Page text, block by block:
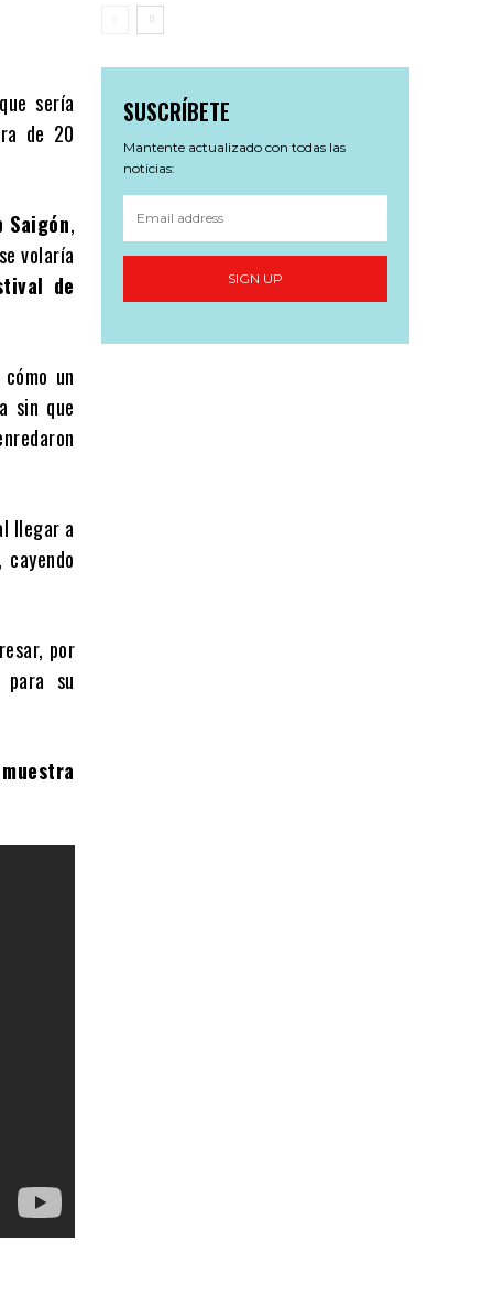
sería
de 20
Saigón,
volaría
de
un
sin que
llegar a
por
su
SUSCRÍBETE
Mantente actualizado con todas las
noticias:
SIGN UP